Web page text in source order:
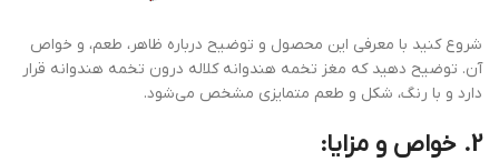
شروع کنید با معرفی این محصول و توضیح درباره ظاهر، طعم، و خواص
آن. توضیح دهید که مغز تخمه هندوانه کلاله درون تخمه هندوانه قرار
دارد و با رنگ، شکل و طعم متمایزی مشخص می‌شود.
2. خواص و مزایا: